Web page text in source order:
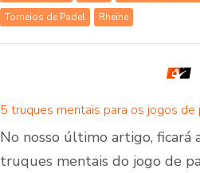
Torneios de Padel
Rheine
No nosso último artigo, ficará
truques mentais do jogo de